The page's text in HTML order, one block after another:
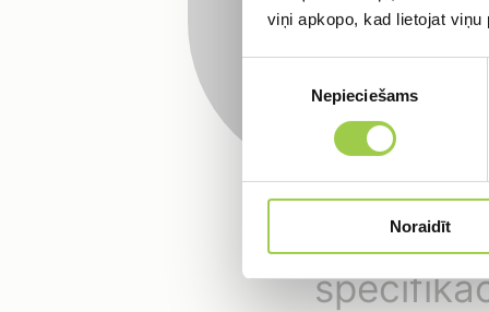
viņi apkopo, kad lietojat viņu
Nepieciešams
Noraidīt
Kabeļu
PECOR